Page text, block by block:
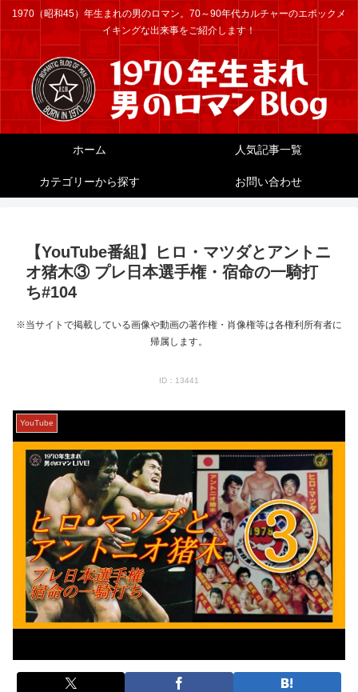
1970（昭和45）年生まれの男のロマン。70～90年代カルチャーのエポックメ
イキングな出来事をご紹介します！
ホーム 人気記事一覧
カテゴリーから探す お問い合わせ
【YouTube番組】ヒロ・マツダとアントニ
オ猪木③ プレ日本選手権・宿命の一騎打
ち#104
※当サイトで掲載している画像や動画の著作権・肖像権等は各権利所有者に
帰属します。
ID：13441
YouTube